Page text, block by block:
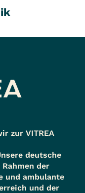
zur VITREA
deutsche
der
und ambulante
und der